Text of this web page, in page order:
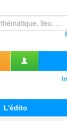
L'édito